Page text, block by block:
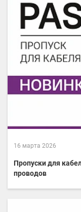
16 марта 2026
Пропуски для
проводов